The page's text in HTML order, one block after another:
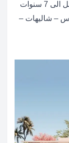
– شاليهات –